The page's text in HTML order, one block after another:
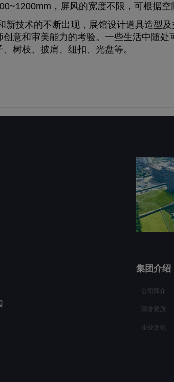
，屏风的宽度不限，可根据空
术的不断出现，展馆设计道具造型及
创意和审美能力的考验。一些生活中随
树枝、披肩、纽扣、光盘等。
集团介绍
公司简介
荣誉资质
企业文化